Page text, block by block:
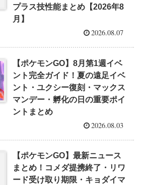
プラス技性能まとめ【2026年8
月】
2026.08.07
【ポケモンGO】8月第1週イベ
ント完全ガイド！夏の遠足イベ
ント・ユクシー復刻・マックス
マンデー・孵化の日の重要ポイ
ントまとめ
2026.08.03
【ポケモンGO】最新ニュース
まとめ！コメダ提携終了・リワ
ード受け取り期限・キョダイマ